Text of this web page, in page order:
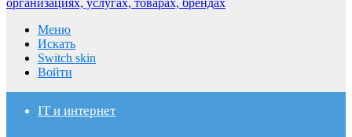
Меню
Искать
Switch skin
Войти
IT и интернет